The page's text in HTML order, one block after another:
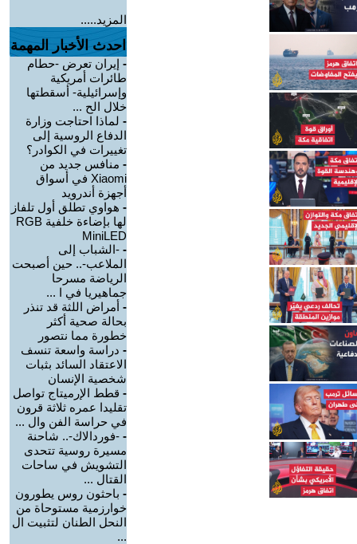
المزيد.....
احدث الأخبار المهمة
- إيران تعرض -حطام
طائرات أمريكية
وإسرائيلية- أسقطتها
خلال الح ...
- لماذا احتاجت وزارة
الدفاع الروسية إلى
تغييرات في الكوادر؟
- منافس جديد من
Xiaomi في أسواق
أجهزة أندرويد
- هواوي تطلق أول تلفاز
لها بإضاءة خلفية RGB
MiniLED
- -الشباب إلى
الملاعب-.. حين أصبحت
الرياضة مسرحا
جماهيريا في ا ...
- أمراض اللثة قد تنذر
بحالة صحية أكثر
خطورة مما نتصور
- دراسة واسعة تنسف
الاعتقاد السائد بثبات
شخصية الإنسان
- قطط الإرميتاج تواصل
تقليدا عمره ثلاثة قرون
في حراسة الفن وال ...
- -فوردالاك-.. شاحنة
مسيرة روسية تتحدى
التشويش في ساحات
القتال ...
- باحثون روس يطورون
خوارزمية مستوحاة من
النحل الطنان لتثبيت ال
...